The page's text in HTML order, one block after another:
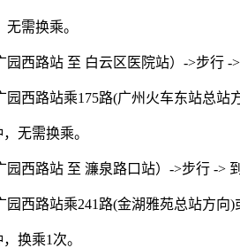
需换乘。
园西路站 至 白云区医院站）->步行 ->
西路站乘175路(广州火车东站总站
无需换乘。
园西路站 至 濂泉路口站）->步行 -> 到
西路站乘241路(金湖雅苑总站方向
换乘1次。